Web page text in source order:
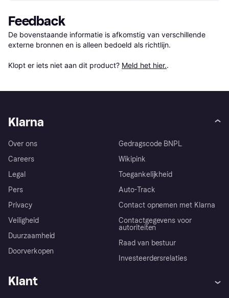
Feedback
De bovenstaande informatie is afkomstig van verschillende
externe bronnen en is alleen bedoeld als richtlijn.
Klopt er iets niet aan dit product? Meld het hier..
Klarna
Over ons
Careers
Legal
Pers
Privacy
Veiligheid
Duurzaamheid
Doorverkopen
Gedragscode BNPL
Wikipink
Toegankelijkheid
Auto-Track
Contact opnemen met Klarna
Contactgegevens voor
autoriteiten
Raad van bestuur
Investeerdersrelaties
Klant